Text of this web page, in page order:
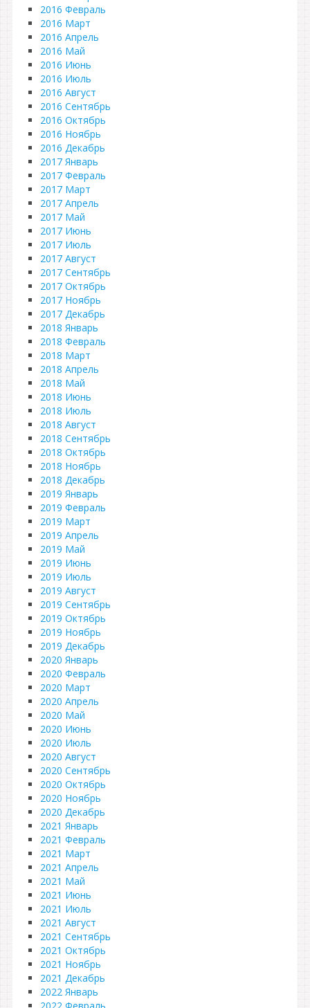
2016 Февраль
2016 Март
2016 Апрель
2016 Май
2016 Июнь
2016 Июль
2016 Август
2016 Сентябрь
2016 Октябрь
2016 Ноябрь
2016 Декабрь
2017 Январь
2017 Февраль
2017 Март
2017 Апрель
2017 Май
2017 Июнь
2017 Июль
2017 Август
2017 Сентябрь
2017 Октябрь
2017 Ноябрь
2017 Декабрь
2018 Январь
2018 Февраль
2018 Март
2018 Апрель
2018 Май
2018 Июнь
2018 Июль
2018 Август
2018 Сентябрь
2018 Октябрь
2018 Ноябрь
2018 Декабрь
2019 Январь
2019 Февраль
2019 Март
2019 Апрель
2019 Май
2019 Июнь
2019 Июль
2019 Август
2019 Сентябрь
2019 Октябрь
2019 Ноябрь
2019 Декабрь
2020 Январь
2020 Февраль
2020 Март
2020 Апрель
2020 Май
2020 Июнь
2020 Июль
2020 Август
2020 Сентябрь
2020 Октябрь
2020 Ноябрь
2020 Декабрь
2021 Январь
2021 Февраль
2021 Март
2021 Апрель
2021 Май
2021 Июнь
2021 Июль
2021 Август
2021 Сентябрь
2021 Октябрь
2021 Ноябрь
2021 Декабрь
2022 Январь